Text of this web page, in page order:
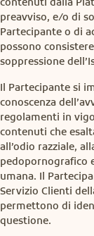
preavviso, e/o di
Partecipante o di
possono
soppressione
Il Partecipante si
conoscenza
regolamenti in
contenuti che
all’odio razziale,
pedopornografico
umana. Il
Servizio Clienti
permettono di
questione.